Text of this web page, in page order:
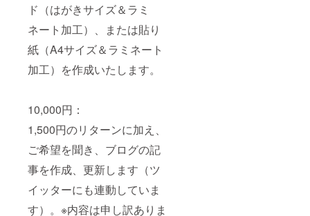
ド（はがきサイズ＆ラミ
ネート加工）、または貼り
紙（A4サイズ＆ラミネート
加工）を作成いたします。
10,000円：
1,500円のリターンに加え、
ご希望を聞き、ブログの記
事を作成、更新します（ツ
イッターにも連動していま
す）。※内容は申し訳ありま